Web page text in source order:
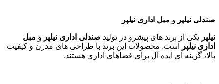
صندلی نیلپر و مبل اداری نیلپر
نیلپر یکی از برند های پیشرو در تولید صندلی اداری نیلپر و مبل
اداری نیلپر
است. محصولات این برند با طراحی های مدرن و کیفیت
بالا، گزینه ای ایده آل برای فضاهای اداری هستند.